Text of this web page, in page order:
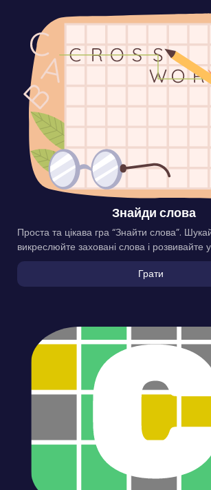
Знайди слова
Проста та цікава гра “Знайти слова”.
викреслюйте заховані слова і розвивайте
Грати